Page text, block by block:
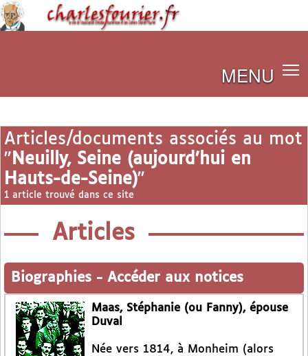
MENU
Articles/documents associés au mot
" Neuilly, Seine (aujourd’hui en
Hauts-de-Seine)"
1 article trouvé dans ce site
Articles
Biographies - Accéder aux notices
Maas, Stéphanie (ou Fanny), épouse
Duval
Née vers 1814, à Monheim (alors